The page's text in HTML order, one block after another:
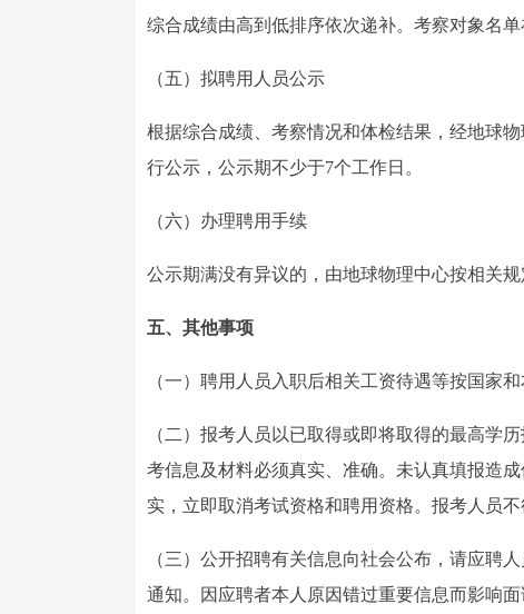
综合成绩由高到低排序依次递补。考察对象名
（五）拟聘用人员公示
根据综合成绩、考察情况和体检结果，经地球
行公示，公示期不少于7个工作日。
（六）办理聘用手续
公示期满没有异议的，由地球物理中心按相关
五、其他事项
（一）聘用人员入职后相关工资待遇等按国家
（二）报考人员以已取得或即将取得的最高学
考信息及材料必须真实、准确。未认真填报造
实，立即取消考试资格和聘用资格。报考人员
（三）公开招聘有关信息向社会公布，请应聘
通知。因应聘者本人原因错过重要信息而影响面